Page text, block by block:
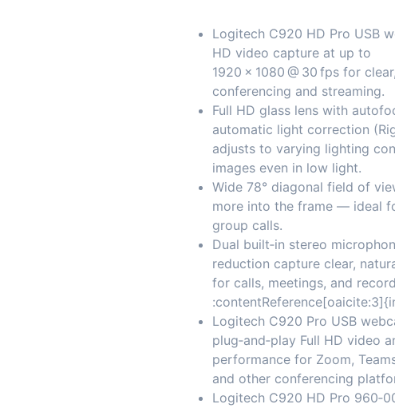
Logitech C920 HD Pro USB
HD video capture at up to
1920 × 1080 @ 30 fps for
conferencing and streaming.
Full HD glass lens with
automatic light correction
adjusts to varying lighting
images even in low light.
Wide 78° diagonal field of
more into the frame — ideal
group calls.
Dual built‑in stereo
reduction capture clear,
for calls, meetings, and
Logitech C920 Pro USB
plug‑and‑play Full HD video
performance for Zoom,
and other conferencing
Logitech C920 HD Pro